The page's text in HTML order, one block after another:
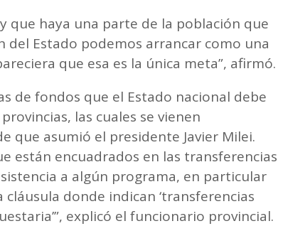
que haya una parte de la población que
Estado podemos arrancar como una
que esa es la única meta”, afirmó.
de fondos que el Estado nacional debe
las cuales se vienen
que asumió el presidente Javier Milei.
están encuadrados en las transferencias
a algún programa, en particular
donde indican ‘transferencias
explicó el funcionario provincial.